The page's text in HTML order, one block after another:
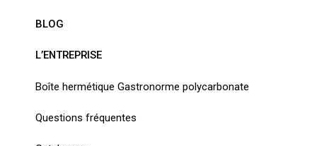
BLOG
L’ENTREPRISE
Boîte hermétique Gastronorme polycarbonate
Questions fréquentes